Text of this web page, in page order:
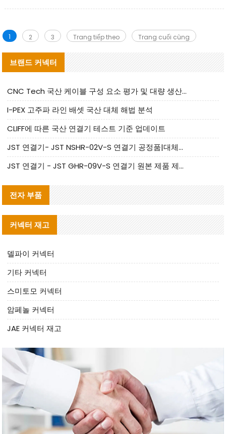
1 2 3 Trang tiếp theo Trang cuối cùng
브랜드 커넥터
CNC Tech 국산 케이블 구성 요소 평가 및 대량 생산 적합성 가이드
I-PEX 고주파 라인 배셋 국산 대체 해법 분석
CLIFF에 따른 국산 연결기 테스트 기준 업데이트
JST 연결기- JST NSHR-02V-S 연결기 공정품|대체품 제공
JST 연결기 - JST GHR-09V-S 연결기 원본 제품 제공 | 대체품 제공
전자 부품
커넥터 재고
델파이 커넥터
기타 커넥터
스미토모 커넥터
암페놀 커넥터
JAE 커넥터 재고